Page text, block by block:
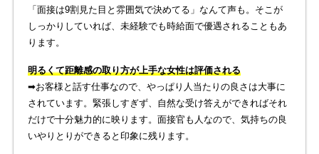
「面接は9割見た目と雰囲気で決めてる」なんて声も。そこが
しっかりしていれば、未経験でも時給面で優遇されることもあ
ります。
明るくて距離感の取り方が上手な女性は評価される
➡︎お客様と話す仕事なので、やっぱり人当たりの良さは大事に
されています。緊張しすぎず、自然な受け答えができればそれ
だけで十分魅力的に映ります。面接官も人なので、気持ちの良
いやりとりができると印象に残ります。